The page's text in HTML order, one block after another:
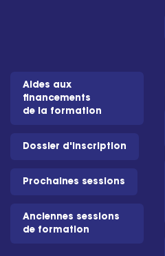
Aides aux
financements
de la formation
Dossier d'inscription
Prochaines sessions
Anciennes sessions
de formation